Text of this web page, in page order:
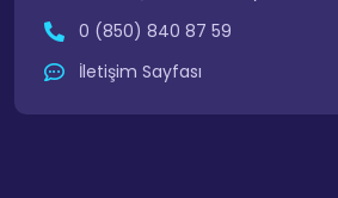
0 (850) 840 87 59
İletişim Sayfası